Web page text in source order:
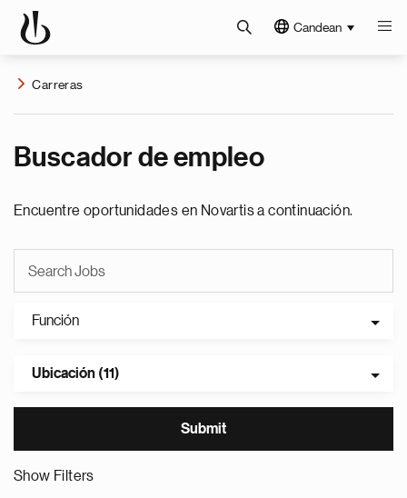
Candean
Carreras
Buscador de empleo
Encuentre oportunidades en Novartis a continuación.
Función
Ubicación (11)
Show Filters